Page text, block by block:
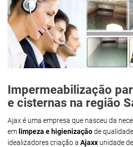
Impermeabilização
e cisternas na região
Ajax é uma empresa que nasceu da
em limpeza e higienizaçãode
idealizadores criação a Ajaxx unidade